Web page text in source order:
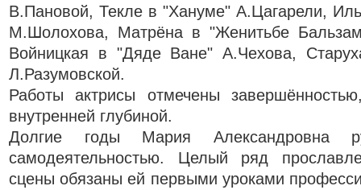
В.Пановой, Текле в "Хануме" А.Цагарели,
М.Шолохова, Матрёна в "Женитьбе
Войницкая в "Дяде Ване" А.Чехова,
Л.Разумовской.
Работы актрисы отмечены
внутренней глубиной.
Долгие годы Мария Александровна
самодеятельностью. Целый ряд
сцены обязаны ей первыми уроками